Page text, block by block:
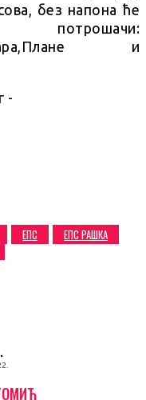
без напона ће
и
-
ЕПС
ЕПС РАШКА